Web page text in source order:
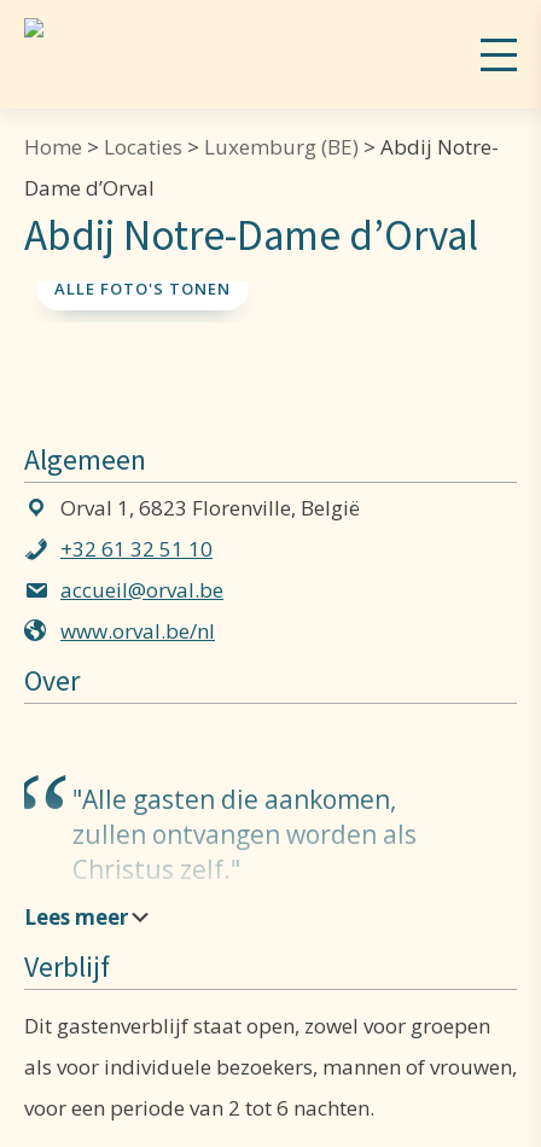
Home > Locaties > Luxemburg (BE) > Abdij Notre-
Dame d’Orval
Abdij Notre-Dame d’Orval
ALLE FOTO'S TONEN
Algemeen
Orval 1, 6823 Florenville, België
+32 61 32 51 10
accueil@orval.be
www.orval.be/nl
Over
Alle gasten die aankomen,
zullen ontvangen worden als
Christus zelf.
wereldje. Van bij het begin wou Benedictus een
open gemeenschap, die zich verbonden wist met de
samenleving om haar heen en met de lokale Kerk.
Verblijf
Dit gastenverblijf staat open, zowel voor groepen
als voor individuele bezoekers, mannen of vrouwen,
voor een periode van 2 tot 6 nachten.